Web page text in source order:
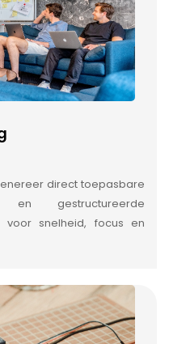
direct toepasbare
gestructureerde
voor snelheid, focus en